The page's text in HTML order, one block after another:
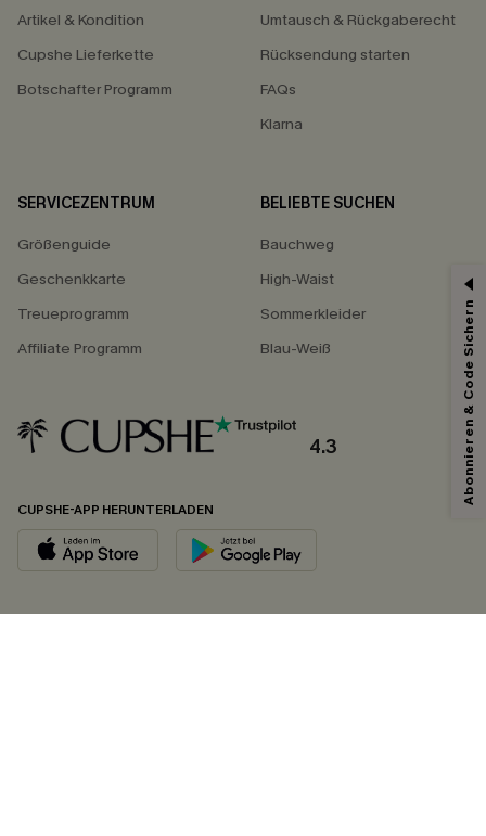
Artikel & Kondition
Cupshe Lieferkette
Botschafter Programm
Umtausch & Rückgaberecht
Rücksendung starten
FAQs
Klarna
SERVICEZENTRUM
Größenguide
Geschenkkarte
Treueprogramm
Affiliate Programm
BELIEBTE SUCHEN
Bauchweg
High-Waist
Sommerkleider
Blau-Weiß
4.3
CUPSHE-APP HERUNTERLADEN
Abonnieren & Code Sichern